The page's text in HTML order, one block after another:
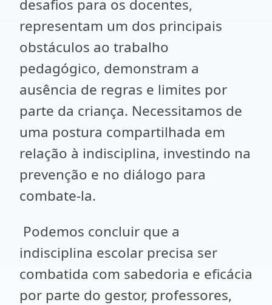
desafios para os docentes,
representam um dos principais
obstáculos ao trabalho
pedagógico, demonstram a
ausência de regras e limites por
parte da criança. Necessitamos de
uma postura compartilhada em
relação à indisciplina, investindo na
prevenção e no diálogo para
combate-la.
Podemos concluir que a
indisciplina escolar precisa ser
combatida com sabedoria e eficácia
por parte do gestor, professores,